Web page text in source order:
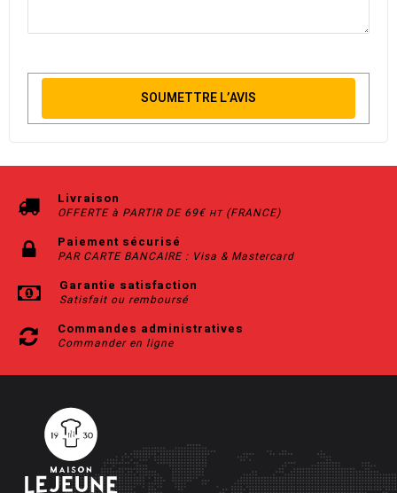
SOUMETTRE L’AVIS
Livraison
OFFERTE à PARTIR DE 69€ HT(FRANCE)
Paiement sécurisé
PAR CARTE BANCAIRE : Visa & Mastercard
Garantie satisfaction
Satisfait ou remboursé
Commandes administratives
Commander en ligne